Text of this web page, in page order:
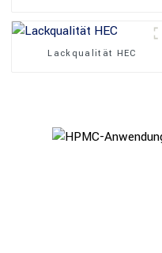
Lackqualität HEC